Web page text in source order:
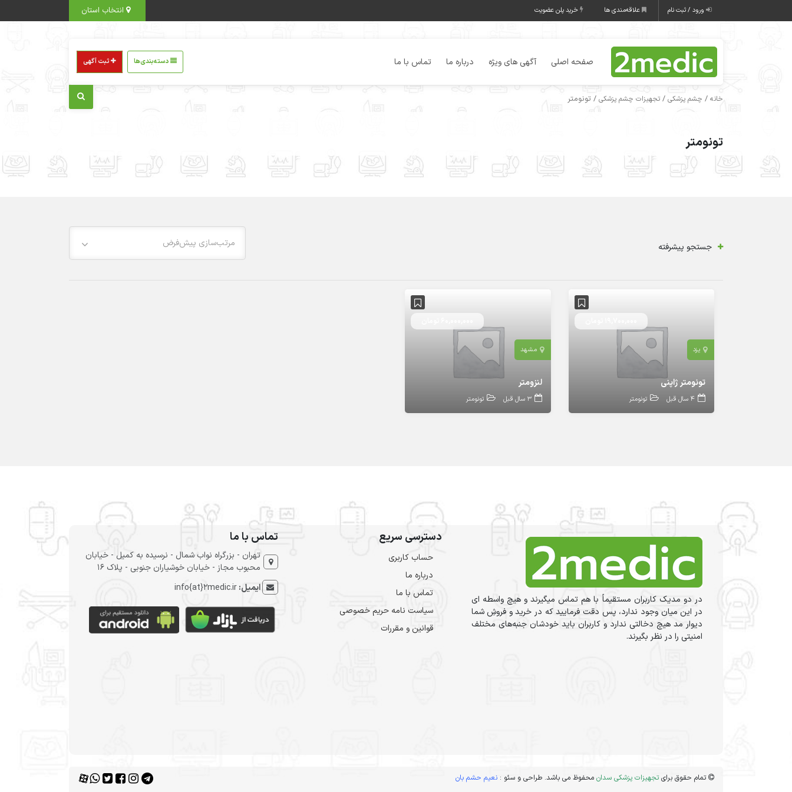
ورود / ثبت نام علاقه‌مندی ها خرید پلن عضویت
صفحه اصلی آگهی های ویژه درباره ما تماس با ما دسته‌بندی‌ها ثبت آگهی
خانه / چشم پزشکی / تجهیزات چشم پزشکی / تونومتر
تونومتر
مرتب‌سازی پیش‌فرض جستجو پیشرفته
یزد
تونومتر ژاپنی
4 سال قبل تونومتر
مشهد
لنزومتر
3 سال قبل تونومتر
در دو مدیک کاربران مستقیماً با هم تماس میگیرند و هیچ واسطه ای
در این میان وجود ندارد، پس دقت فرمایید که در خرید و فروشِ شما
دیوار مد هیچ دخالتی ندارد و کاربران باید خودشان جنبه‌های مختلف
امنیتی را در نظر بگیرند.
دسترسی سریع
حساب کاربری
درباره ما
تماس با ما
سیاست نامه حریم خصوصی
قوانین و مقررات
تماس با ما
تهران - بزرگراه نواب شمال - نرسیده به کمیل - خیابان
محبوب مجاز - خیابان خوشیاران جنوبی - پلاک 16
ایمیل:info{at}2medic.ir
تمام حقوق برایتجهیزات پزشکی سدان محفوظ می باشد. طراحی و سئو : نعیم حشم بان